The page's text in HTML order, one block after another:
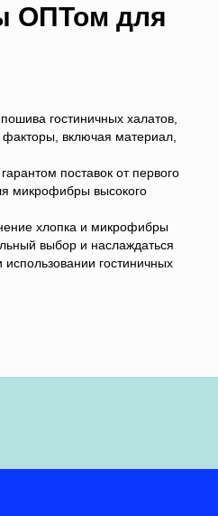
ОПТом для
гостиничных халатов,
включая материал,
поставок от первого
микрофибры высокого
хлопка и микрофибры
выбор и наслаждаться
гостиничных